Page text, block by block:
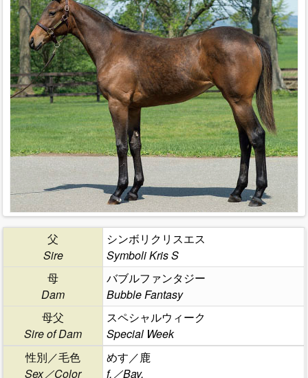
父
Sire
シンボリクリスエス
Symboli Kris S
母
Dam
バブルファンタジー
Bubble Fantasy
母父
Sire of Dam
スペシャルウィーク
Special Week
性別／毛色
Sex／Color
めす／鹿
f.／Bay.